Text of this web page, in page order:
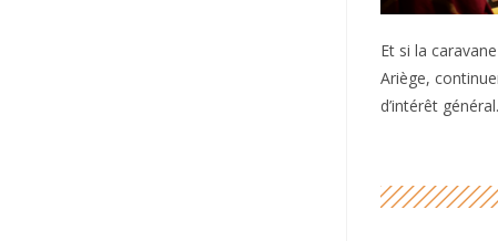
Et si la
Ariège,
d’intérêt général.